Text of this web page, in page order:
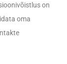
on
oma